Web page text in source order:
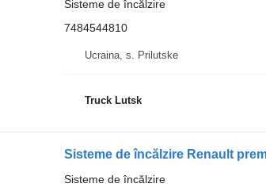
Sisteme de încălzire
7484544810
Ucraina, s. Prilutske
Truck Lutsk
Sisteme de încălzire